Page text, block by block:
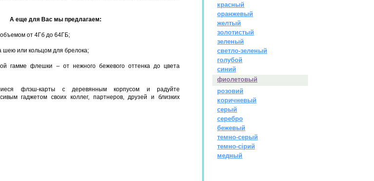
А еще для Вас мы предлагаем:
от 4Гб до 64ГБ;
шею или кольцом для брелока;
гамме флешки – от нежного бежевого оттенка до цвета
флэш-карты с деревянным корпусом и радуйте
гаджетом своих коллег, партнеров, друзей и близких
красный
оранжевый
желтый
золотистый
зеленый
светло-зеленый
голубой
синий
фиолетовый
розовий
коричневый
серый
серебро
бежевый
темно-серый
темно-сірий
медный